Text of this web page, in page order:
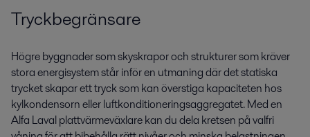
Tryckbegränsare
Högre byggnader som skyskrapor och strukturer som kräver
stora energisystem står inför en utmaning där det statiska
trycket skapar ett tryck som kan överstiga kapaciteten hos
kylkondensorn eller luftkonditioneringsaggregatet. Med en
Alfa Laval plattvärmeväxlare kan du dela kretsen på valfri